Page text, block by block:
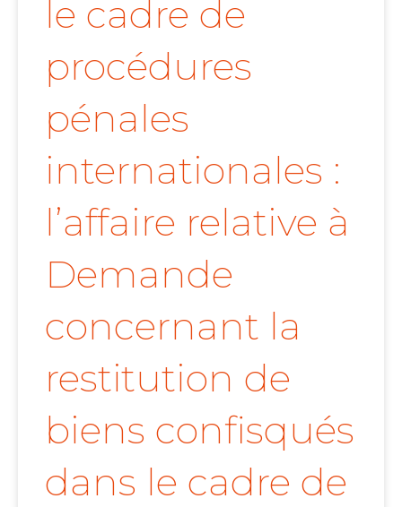
le cadre de
procédures
pénales
internationales :
l’affaire relative à
Demande
concernant la
restitution de
biens confisqués
dans le cadre de